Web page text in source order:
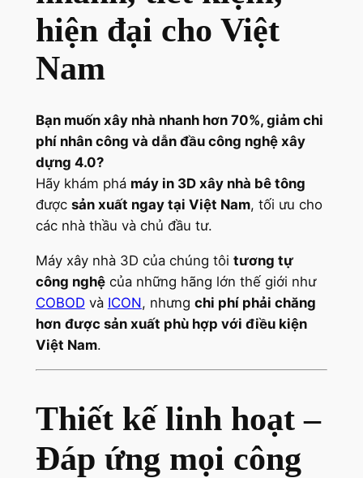
hiện đại cho Việt
Nam
Bạn muốn xây nhà nhanh hơn 70%, giảm chi
phí nhân công và dẫn đầu công nghệ xây
dựng 4.0?
Hãy khám phá máy in 3D xây nhà bê tông
được sản xuất ngay tại Việt Nam, tối ưu cho
các nhà thầu và chủ đầu tư.
Máy xây nhà 3D của chúng tôi tương tự
công nghệcủa những hãng lớn thế giới như
COBOD và ICON, nhưng chi phí phải chăng
hơn được sản xuất phù hợp với điều kiện
Việt Nam.
Thiết kế linh hoạt –
Đáp ứng mọi công